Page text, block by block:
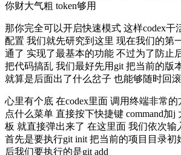
你财大气粗 token够用
那你完全可以开启快速模式 这样codex干
配置 我们就先研究到这里 现在我们的第
通了 实现了最基本的功能 不过为了防止
把代码搞乱 我们最好先用git 把当前的版
就算是后面出了什么岔子 也能够随时回
心里有个底 在codex里面 调用终端非常
点什么菜单 直接按下快捷键 command加
板 就直接弹出来了 在这里面 我们依次输
首先是要执行git init 把当前的项目目录初
后我们要执行的是git add